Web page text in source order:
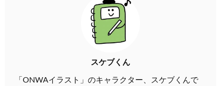
スケブくん
「ONWAイラスト」のキャラクター、スケブくんで